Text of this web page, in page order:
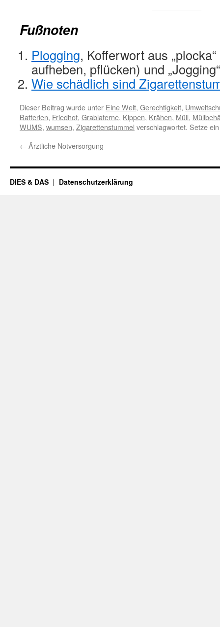
Fußnoten
Plogging, Kofferwort aus
aufheben, pflücken) und
Wie schädlich sind
Dieser Beitrag wurde unter Eine Welt, Gerechtigkeit,
Batterien, Friedhof, Grablaterne, Kippen, Krähen, Müll,
WUMS, wumsen, Zigarettenstummel verschlagwortet. Setze
← Ärztliche Notversorgung
DIES & DAS Datenschutzerklärung